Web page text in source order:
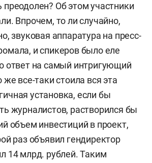
Об этом участники
Впрочем, то ли случайно,
звуковая аппаратура на пресс-
и спикеров было еле
ответ на самый интригующий
же все-таки стоила вся эта
установка, если бы
журналистов, растворился бы
объем инвестиций в проект,
раз объявил гендиректор
14 млрд. рублей. Таким